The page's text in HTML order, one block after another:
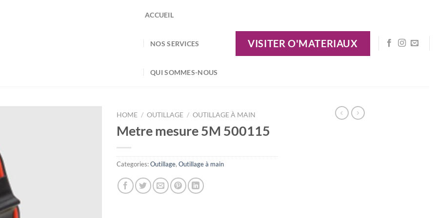
ACCUEIL
NOS SERVICES
QUI SOMMES-NOUS
VISITER O'MATERIAUX
HOME / OUTILLAGE / OUTILLAGE À MAIN
Metre mesure 5M 500115
Categories:Outillage, Outillage à main